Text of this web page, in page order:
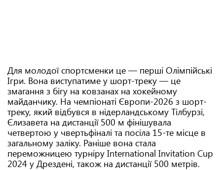
Для молодої спортсменки це — перші Олімпійські
Ігри. Вона виступатиме у шорт-треку — це
змагання з бігу на ковзанах на хокейному
майданчику. На чемпіонаті Європи-2026 з шорт-
треку, який відбувся в нідерландському Тілбурзі,
Єлизавета на дистанції 500 м фінішувала
четвертою у чвертьфіналі та посіла 15-те місце в
загальному заліку. Раніше вона стала
переможницею турніру International Invitation Cup
2024 у Дрездені, також на дистанції 500 метрів.